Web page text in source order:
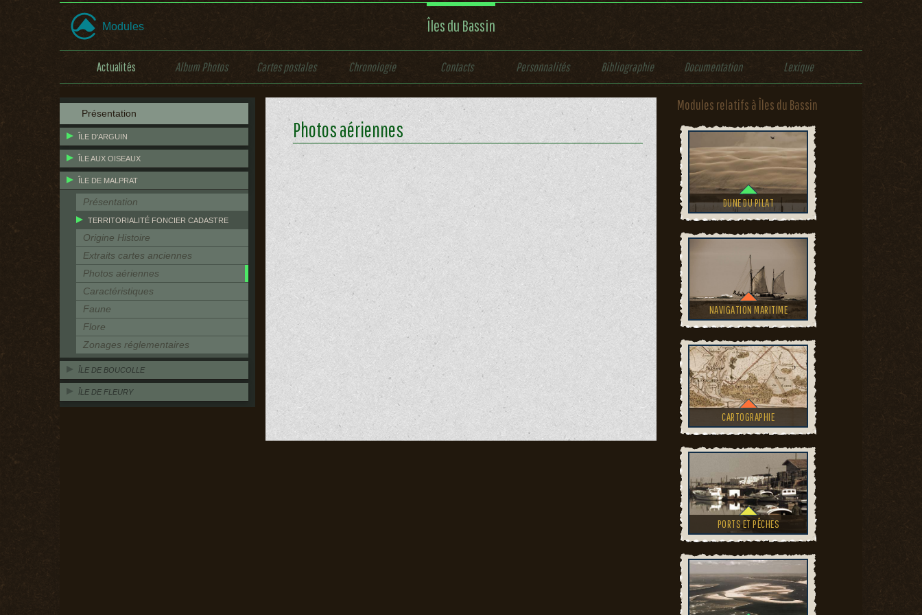
Modules Îles du Bassin
Actualités Album Photos Cartes postales Chronologie Contacts Personnalités Bibliographie Documentation Lexique
Présentation
ÎLE D'ARGUIN
ÎLE AUX OISEAUX
ÎLE DE MALPRAT
Présentation
TERRITORIALITÉ FONCIER CADASTRE
Origine Histoire
Extraits cartes anciennes
Photos aériennes
Caractéristiques
Faune
Flore
Zonages réglementaires
ÎLE DE BOUCOLLE
ÎLE DE FLEURY
Photos aériennes
Modules relatifs à Îles du Bassin
DUNE DU PILAT
NAVIGATION MARITIME
CARTOGRAPHIE
PORTS ET PÊCHES